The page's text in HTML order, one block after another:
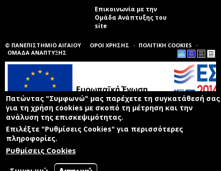
Επικοινωνία με την
Ομάδα Ανάπτυξης του
site
© ΠΑΝΕΠΙΣΤΗΜΙΟ ΑΙΓΑΙΟΥ ΟΡΟΙ ΧΡΗΣΗΣ
ΠΟΛΙΤΙΚΗ COOKIES
ΟΜΑΔΑ ΑΝΑΠΤΥΞΗΣ
Πατώντας "Συμφωνώ" μας παρέχετε τη συγκατάθεσή σας
για τη χρήση cookies με σκοπό τη μέτρηση και την
ανάλυση της επισκεψιμότητας.
Επιλέξτε "Ρυθμίσεις Cookies" για περισσότερες
πληροφορίες.
Ρυθμίσεις Cookies